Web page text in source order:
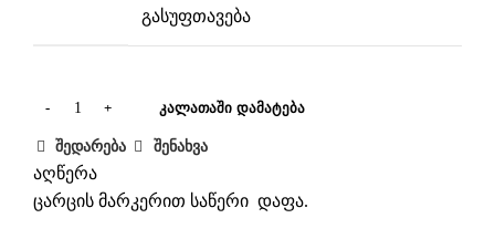
გასუფთავება
ᲙᲐᲚᲐᲗᲐᲨᲘ ᲓᲐᲛᲐᲢᲔᲑᲐ
შედარება შენახვა
აღწერა
ცარცის მარკერით საწერი დაფა.